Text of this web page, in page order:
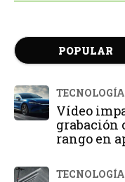
POPULAR
TECNOLOGÍA
Vídeo
grabación
rango en
TECNOLOGÍA